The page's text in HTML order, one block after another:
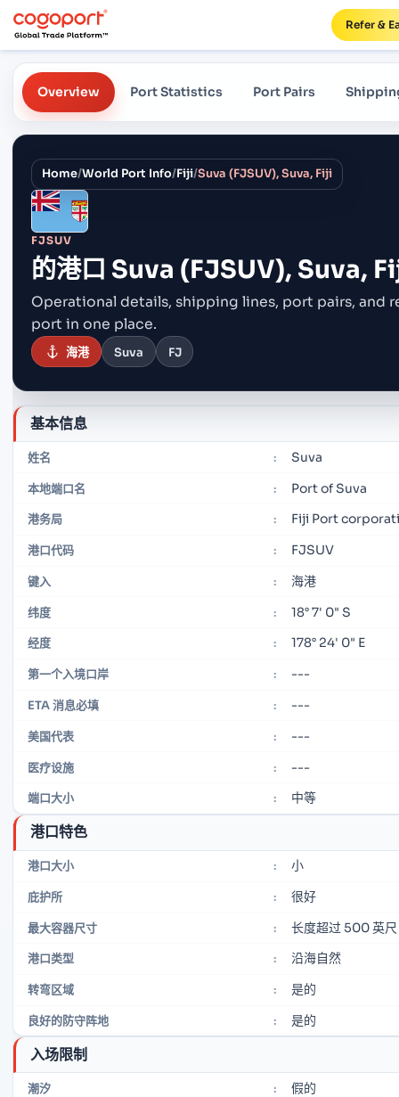
Refer &
Overview Port Statistics Port Pairs
Home/World Port Info/Fiji/Suva (FJSUV), Suva, Fiji
FJSUV
的港口 Suva (FJSUV), Suva,
Operational details, shipping lines, port pairs, and
port in one place.
海港 Suva FJ
基本信息
姓名 : Suva
本地端口名 : Port of Suva
港务局 : Fiji Port
港口代码 : FJSUV
键入 : 海港
纬度 : 18° 7' 0" S
经度 : 178° 24' 0" E
第一个入境口岸 : ---
ETA 消息必填 : ---
美国代表 : ---
医疗设施 : ---
端口大小 : 中等
港口特色
港口大小 : 小
庇护所 : 很好
最大容器尺寸 : 长度超过 500 英尺
港口类型 : 沿海自然
转弯区域 : 是的
良好的防守阵地 : 是的
入场限制
潮汐 : 假的